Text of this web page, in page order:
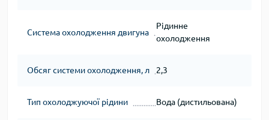
Система охолодження двигуна
Рідинне
охолодження
Обсяг системи охолодження, л 2,3
Тип охолоджуючої рідини Вода (дистильована)